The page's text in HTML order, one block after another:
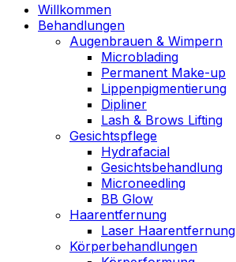
Willkommen
Behandlungen
Augenbrauen & Wimpern
Microblading
Permanent Make-up
Lippenpigmentierung
Dipliner
Lash & Brows Lifting
Gesichtspflege
Hydrafacial
Gesichtsbehandlung
Microneedling
BB Glow
Haarentfernung
Laser Haarentfernung
Körperbehandlungen